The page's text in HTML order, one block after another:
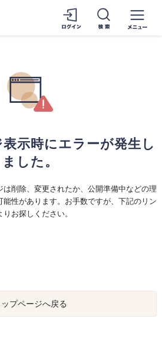
示時にエラーが発生し
ました。
削除、変更されたか、公開準備中などの理
性があります。お手数ですが、下記のリン
りお探しください。
ップページへ戻る